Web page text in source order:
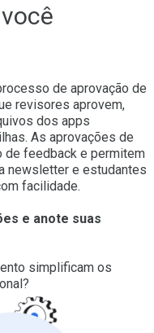
de aprovação de
revisores aprovem,
dos apps
As aprovações de
feedback e permitem
newsletter e estudantes
facilidade.
e anote suas
simplificam os